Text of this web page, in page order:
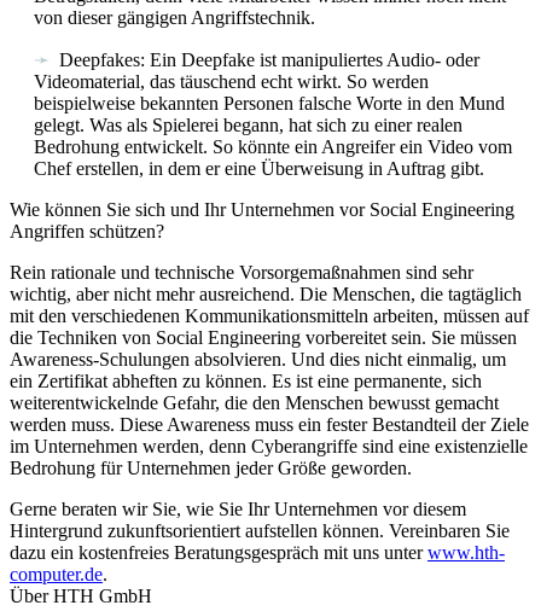
von dieser gängigen Angriffstechnik.
Deepfakes: Ein Deepfake ist manipuliertes Audio- oder
Videomaterial, das täuschend echt wirkt. So werden
beispielweise bekannten Personen falsche Worte in den Mund
gelegt. Was als Spielerei begann, hat sich zu einer realen
Bedrohung entwickelt. So könnte ein Angreifer ein Video vom
Chef erstellen, in dem er eine Überweisung in Auftrag gibt.
Wie können Sie sich und Ihr Unternehmen vor Social Engineering
Angriffen schützen?
Rein rationale und technische Vorsorgemaßnahmen sind sehr
wichtig, aber nicht mehr ausreichend. Die Menschen, die tagtäglich
mit den verschiedenen Kommunikationsmitteln arbeiten, müssen auf
die Techniken von Social Engineering vorbereitet sein. Sie müssen
Awareness-Schulungen absolvieren. Und dies nicht einmalig, um
ein Zertifikat abheften zu können. Es ist eine permanente, sich
weiterentwickelnde Gefahr, die den Menschen bewusst gemacht
werden muss. Diese Awareness muss ein fester Bestandteil der Ziele
im Unternehmen werden, denn Cyberangriffe sind eine existenzielle
Bedrohung für Unternehmen jeder Größe geworden.
Gerne beraten wir Sie, wie Sie Ihr Unternehmen vor diesem
Hintergrund zukunftsorientiert aufstellen können. Vereinbaren Sie
dazu ein kostenfreies Beratungsgespräch mit uns unterwww.hth-
computer.de.
Über HTH GmbH